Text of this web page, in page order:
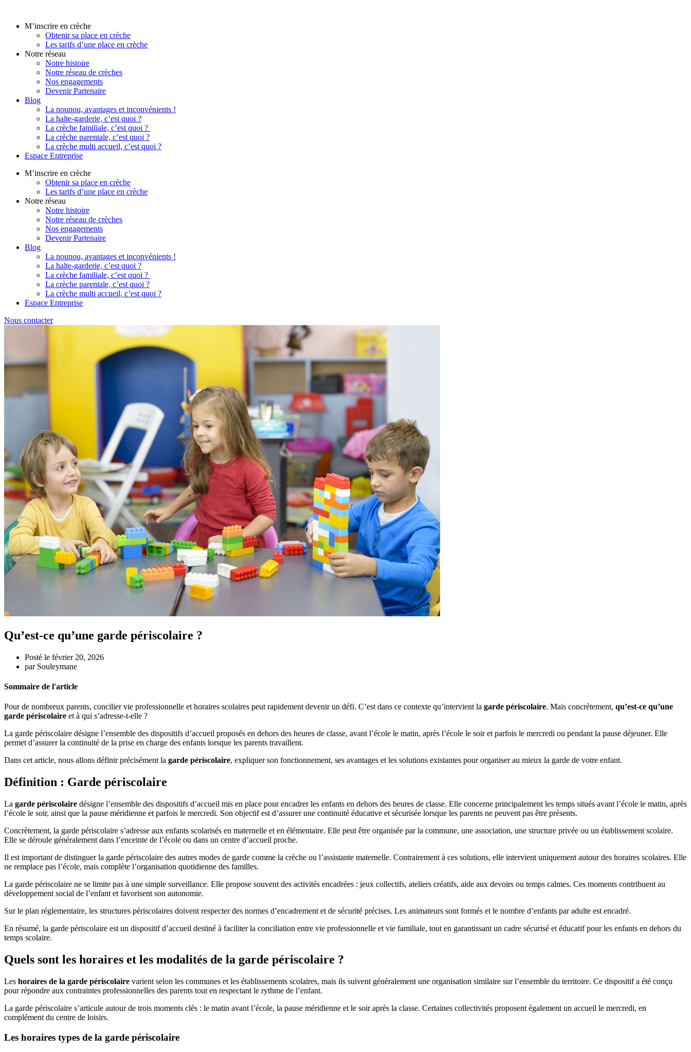
contenuM’inscrire en crèche
Obtenir sa place en crèche
Les tarifs d’une place en crèche
Notre réseau
Notre histoire
Notre réseau de crèches
Nos engagements
Devenir Partenaire
Blog
La nounou, avantages et inconvénients !
La halte-garderie, c’est quoi ?
La crèche familiale, c’est quoi ?
La crèche parentale, c’est quoi ?
La crèche multi accueil, c’est quoi ?
Espace Entreprise
M’inscrire en crèche
Obtenir sa place en crèche
Les tarifs d’une place en crèche
Notre réseau
Notre histoire
Notre réseau de crèches
Nos engagements
Devenir Partenaire
Blog
La nounou, avantages et inconvénients !
La halte-garderie, c’est quoi ?
La crèche familiale, c’est quoi ?
La crèche parentale, c’est quoi ?
La crèche multi accueil, c’est quoi ?
Espace Entreprise
Nous contacter
Qu’est-ce qu’une garde périscolaire ?
Posté le février 20, 2026
par Souleymane
Sommaire de l'article
Pour de nombreux parents, concilier vie professionnelle et horaires scolaires peut rapidement devenir un défi. C’est dans ce contexte qu’intervient la garde périscolaire. Mais concrètement, qu’est-ce qu’une
garde périscolaire et à qui s’adresse-t-elle ?
La garde périscolaire désigne l’ensemble des dispositifs d’accueil proposés en dehors des heures de classe, avant l’école le matin, après l’école le soir et parfois le mercredi ou pendant la pause déjeuner. Elle
permet d’assurer la continuité de la prise en charge des enfants lorsque les parents travaillent.
Dans cet article, nous allons définir précisément la garde périscolaire, expliquer son fonctionnement, ses avantages et les solutions existantes pour organiser au mieux la garde de votre enfant.
Définition : Garde périscolaire
La garde périscolaire désigne l’ensemble des dispositifs d’accueil mis en place pour encadrer les enfants en dehors des heures de classe. Elle concerne principalement les temps situés avant l’école le matin, après
l’école le soir, ainsi que la pause méridienne et parfois le mercredi. Son objectif est d’assurer une continuité éducative et sécurisée lorsque les parents ne peuvent pas être présents.
Concrètement, la garde périscolaire s’adresse aux enfants scolarisés en maternelle et en élémentaire. Elle peut être organisée par la commune, une association, une structure privée ou un établissement scolaire.
Elle se déroule généralement dans l’enceinte de l’école ou dans un centre d’accueil proche.
Il est important de distinguer la garde périscolaire des autres modes de garde comme la crèche ou l’assistante maternelle. Contrairement à ces solutions, elle intervient uniquement autour des horaires scolaires. Elle
ne remplace pas l’école, mais complète l’organisation quotidienne des familles.
La garde périscolaire ne se limite pas à une simple surveillance. Elle propose souvent des activités encadrées : jeux collectifs, ateliers créatifs, aide aux devoirs ou temps calmes. Ces moments contribuent au
développement social de l’enfant et favorisent son autonomie.
Sur le plan réglementaire, les structures périscolaires doivent respecter des normes d’encadrement et de sécurité précises. Les animateurs sont formés et le nombre d’enfants par adulte est encadré.
En résumé, la garde périscolaire est un dispositif d’accueil destiné à faciliter la conciliation entre vie professionnelle et vie familiale, tout en garantissant un cadre sécurisé et éducatif pour les enfants en dehors du
temps scolaire.
Quels sont les horaires et les modalités de la garde périscolaire ?
Les horaires de la garde périscolaire varient selon les communes et les établissements scolaires, mais ils suivent généralement une organisation similaire sur l’ensemble du territoire. Ce dispositif a été conçu
pour répondre aux contraintes professionnelles des parents tout en respectant le rythme de l’enfant.
La garde périscolaire s’articule autour de trois moments clés : le matin avant l’école, la pause méridienne et le soir après la classe. Certaines collectivités proposent également un accueil le mercredi, en
complément du centre de loisirs.
Les horaires types de la garde périscolaire